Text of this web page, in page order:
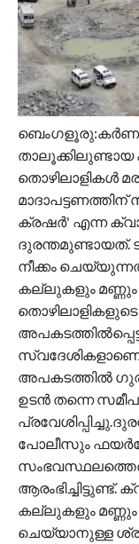
താലൂക്കിലുണ്ടായ
തൊഴിലാളികൾ
മാദാപട്ടണത്തിന്
ക്രഷർ' എന്ന
ദുരന്തമുണ്ടായത്.
നീക്കം
കല്ലുകളും മണ്ണും
അപകടത്തിൽ
ഉടൻ തന്നെ
പോലീസും
ആരംഭിച്ചിട്ടുണ്ട്.
കല്ലുകളും മണ്ണും
ചെയ്യാനുള്ള